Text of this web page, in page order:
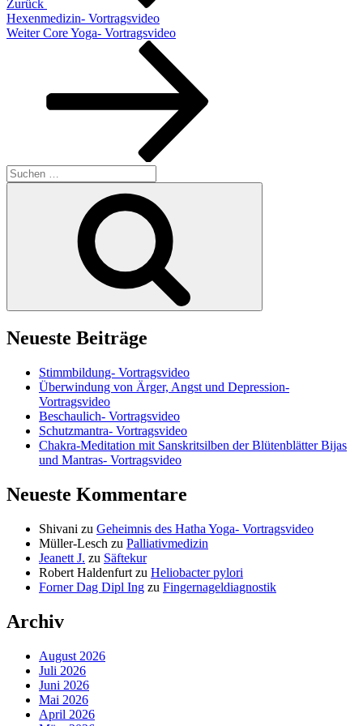
Zurück
Hexenmedizin- Vortragsvideo
Nächster
Weiter Core Yoga- Vortragsvideo
Suchen
nach:
Neueste Beiträge
Stimmbildung- Vortragsvideo
Überwindung von Ärger, Angst und Depression-
Vortragsvideo
Beschaulich- Vortragsvideo
Schutzmantra- Vortragsvideo
Chakra-Meditation mit Sanskritsilben der Blütenblätter Bijas
und Mantras- Vortragsvideo
Neueste Kommentare
Shivani zu Geheimnis des Hatha Yoga- Vortragsvideo
Müller-Lesch zu Palliativmedizin
Jeanett J. zu Säftekur
Robert Haldenfurt zu Heliobacter pylori
Forner Dag Dipl Ing zu Fingernageldiagnostik
Archiv
August 2026
Juli 2026
Juni 2026
Mai 2026
April 2026